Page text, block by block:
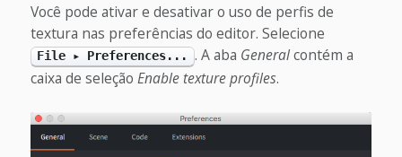
Você pode ativar e desativar o uso de perfis de
textura nas preferências do editor. Selecione
File ▸ Preferences... . A aba Generalcontém a
caixa de seleção Enable texture profiles.